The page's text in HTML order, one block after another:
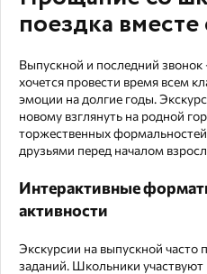
поездка вместе
Выпускной и последний
хочется провести время всем
эмоции на долгие годы.
новому взглянуть на родной
торжественных
друзьями перед началом
Интерактивные
активности
Экскурсии на выпускной часто
заданий. Школьники участвуют